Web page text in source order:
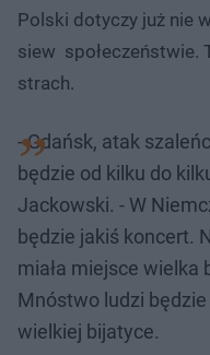
Polski dotyczy już nie
siew społeczeństwie.
strach.
- Gdańsk, atak
będzie od kilku do
Jackowski. - W
będzie jakiś koncert.
miała miejsce wielka
Mnóstwo ludzi
wielkiej bijatyce.